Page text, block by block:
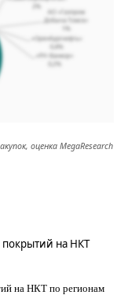
оценка MegaResearch
на НКТ
на НКТ по регионам